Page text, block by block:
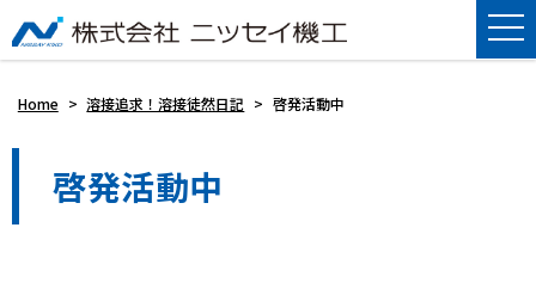
Home > 溶接追求！溶接徒然日記 > 啓発活動中
啓発活動中